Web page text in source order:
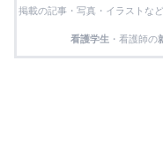
掲載の記事・写真・イラストな
看護学生 ・看護師の